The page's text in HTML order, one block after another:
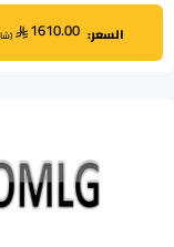
السعر: 1610.00
(